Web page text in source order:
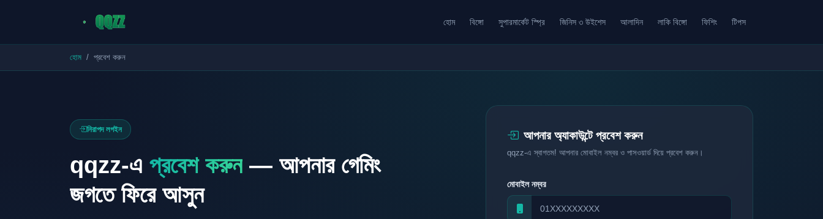
হোম বিঙ্গো সুপারমার্কেট স্প্রি জিনিস ৩ উইশেস আলাদিন লাকি বিঙ্গো ফিশিং টিপস
হোম প্রবেশ করুন
নিরাপদ লগইন
qqzz-এ প্রবেশ করুন — আপনার গেমিং
জগতে ফিরে আসুন
আপনার অ্যাকাউন্টে প্রবেশ করুন
qqzz-এ স্বাগতম! আপনার মোবাইল নম্বর ও পাসওয়ার্ড দিয়ে প্রবেশ করুন।
মোবাইল নম্বর